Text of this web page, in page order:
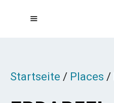
Startseite / Places /